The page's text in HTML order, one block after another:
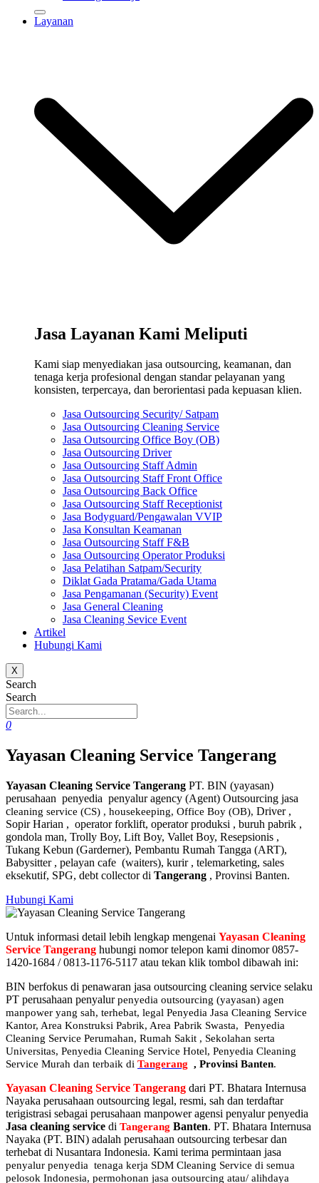
Layanan
Jasa Layanan Kami Meliputi
Kami siap menyediakan jasa outsourcing, keamanan, dan
tenaga kerja profesional dengan standar pelayanan yang
konsisten, terpercaya, dan berorientasi pada kepuasan klien.
Jasa Outsourcing Security/ Satpam
Jasa Outsourcing Cleaning Service
Jasa Outsourcing Office Boy (OB)
Jasa Outsourcing Driver
Jasa Outsourcing Staff Admin
Jasa Outsourcing Staff Front Office
Jasa Outsourcing Back Office
Jasa Outsourcing Staff Receptionist
Jasa Bodyguard/Pengawalan VVIP
Jasa Konsultan Keamanan
Jasa Outsourcing Staff F&B
Jasa Outsourcing Operator Produksi
Jasa Pelatihan Satpam/Security
Diklat Gada Pratama/Gada Utama
Jasa Pengamanan (Security) Event
Jasa General Cleaning
Jasa Cleaning Sevice Event
Artikel
Hubungi Kami
X
Search
Search
0
Yayasan Cleaning Service Tangerang
Yayasan Cleaning Service Tangerang PT. BIN (yayasan)
perusahaan penyedia penyalur agency (Agent) Outsourcing jasa
cleaning service (CS) , housekeeping, Office Boy (OB), Driver ,
Sopir Harian , operator forklift, operator produksi , buruh pabrik ,
gondola man, Trolly Boy, Lift Boy, Vallet Boy, Resepsionis ,
Tukang Kebun (Garderner), Pembantu Rumah Tangga (ART),
Babysitter , pelayan cafe (waiters), kurir , telemarketing, sales
eksekutif, SPG, debt collector di Tangerang , Provinsi Banten.
Hubungi Kami
Untuk informasi detail lebih lengkap mengenai Yayasan Cleaning
Service Tangerang hubungi nomor telepon kami dinomor 0857-
1420-1684 / 0813-1176-5117 atau tekan klik tombol dibawah ini:
BIN berfokus di penawaran jasa outsourcing cleaning service selaku
PT perusahaan penyalurpenyedia outsourcing (yayasan) agen
manpower yang sah, terhebat, legal Penyedia Jasa Cleaning Service
Kantor, Area Konstruksi Pabrik, Area Pabrik Swasta, Penyedia
Cleaning Service Perumahan, Rumah Sakit , Sekolahan serta
Universitas, Penyedia Cleaning Service Hotel, Penyedia Cleaning
Service Murah dan terbaik di Tangerang , Provinsi Banten.
Yayasan Cleaning Service Tangerang dari PT. Bhatara Internusa
Nayaka perusahaan outsourcing legal, resmi, sah dan terdaftar
terigistrasi sebagai perusahaan manpower agensi penyalur penyedia
Jasa cleaning service di Tangerang Banten. PT. Bhatara Internusa
Nayaka (PT. BIN) adalah perusahaan outsourcing terbesar dan
terhebat di Nusantara Indonesia. Kami terima permintaan jasa
penyalur penyedia tenaga kerja SDM Cleaning Service di semua
pelosok Indonesia, permohonan jasa outsourcing atau/ alihdaya